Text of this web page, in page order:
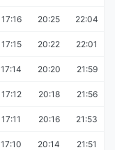
17:16 20:25 22:04
17:15 20:22 22:01
17:14 20:20 21:59
17:12 20:18 21:56
17:11 20:16 21:53
17:10 20:14 21:51